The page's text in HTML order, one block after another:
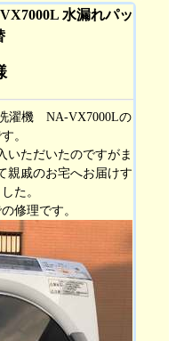
水漏れパッ
濯機 NA-VX7000Lの
。
いただいたのですがま
親戚のお宅へお届けす
た。
修理です。